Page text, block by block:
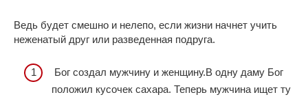
Ведь будет смешно и нелепо, если жизни начнет учить
неженатый друг или разведенная подруга.
Бог создал мужчину и женщину.В одну даму Бог
положил кусочек сахара. Теперь мужчина ищет ту